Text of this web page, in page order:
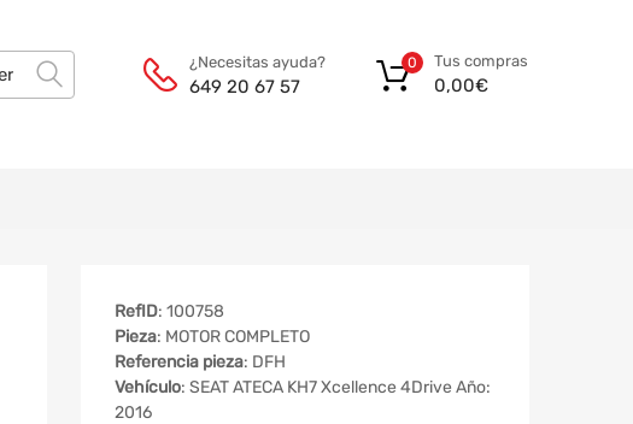
¿Necesitas ayuda?
649 20 67 57
Tus compras
0,00€
0
RefID: 100758
Pieza: MOTOR COMPLETO
Referencia pieza: DFH
Vehículo: SEAT ATECA KH7 Xcellence 4Drive Año:
2016